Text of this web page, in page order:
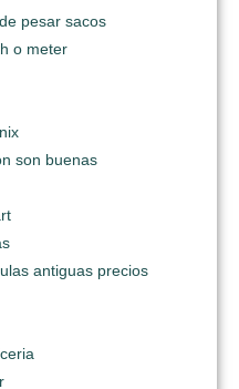
pesar sacos
o meter
son buenas
antiguas precios